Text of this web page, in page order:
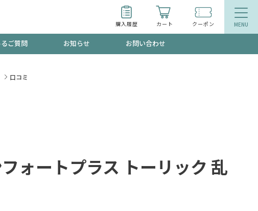
購入履歴 カート クーポン
冷メントールで、夏の頭皮ストレスを完全リセッ
ご質問 お知らせ お問い合わせ
口コミ
ォートプラス トーリック 乱